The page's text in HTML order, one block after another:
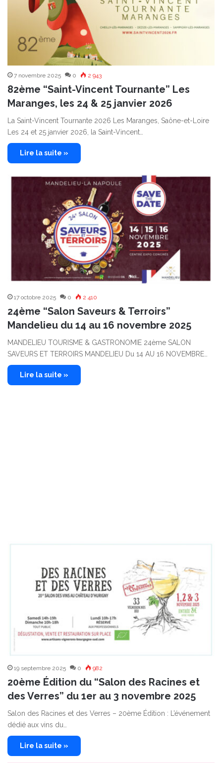
7 novembre 2025 0 2 943
82ème “Saint-Vincent Tournante” Les
Maranges, les 24 & 25 janvier 2026
La Saint-Vincent Tournante 2026 Les Maranges, Saône-et-Loire
Les 24 et 25 janvier 2026, la Saint-Vincent…
Lire la suite »
17 octobre 2025 0 2 410
24ème “Salon Saveurs & Terroirs”
Mandelieu du 14 au 16 novembre 2025
MANDELIEU TOURISME & GASTRONOMIE 24ème SALON
SAVEURS ET TERROIRS MANDELIEU Du 14 AU 16 NOVEMBRE…
Lire la suite »
19 septembre 2025 0 982
20ème Édition du “Salon des Racines et
des Verres” du 1er au 3 novembre 2025
Salon des Racines et des Verres – 20ème Édition : L’événement
dédié aux vins du…
Lire la suite »